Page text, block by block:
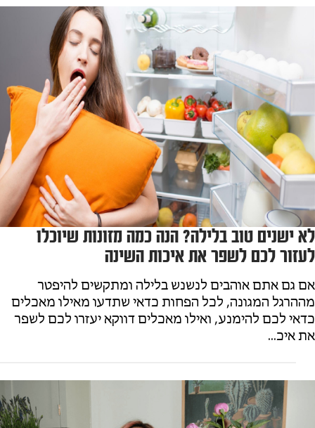
לא ישנים טוב בלילה? הנה כמה מזונות שיוכלו
לעזור לכם לשפר את איכות השינה
אם גם אתם אוהבים לנשנש בלילה ומתקשים להיפטר
מההרגל המגונה, לכל הפחות כדאי שתדעו מאילו מאכלים
כדאי לכם להימנע, ואילו מאכלים דווקא יעזרו לכם לשפר
את איכ...